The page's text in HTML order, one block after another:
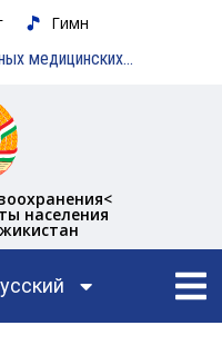
Гимн
Анализ и обзор деятельности частных медицинских учреждений
населения